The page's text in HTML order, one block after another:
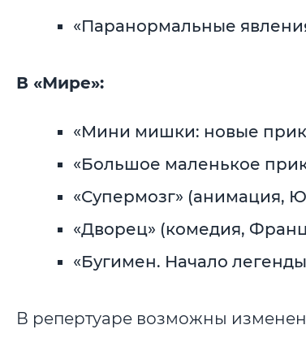
«Паранормальные
В «Мире»:
«Мини мишки: новые
«Большое маленькое
«Супермозг» (анимация,
«Дворец» (комедия,
«Бугимен. Начало
В репертуаре возможны